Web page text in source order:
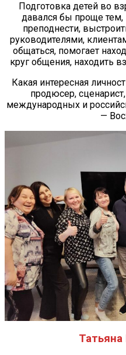
Подготовка детей во
давался бы проще тем,
преподнести,
руководителями,
общаться, помогает
круг общения, находить
Какая интересная
продюсер,
международных и
—
Татьяна